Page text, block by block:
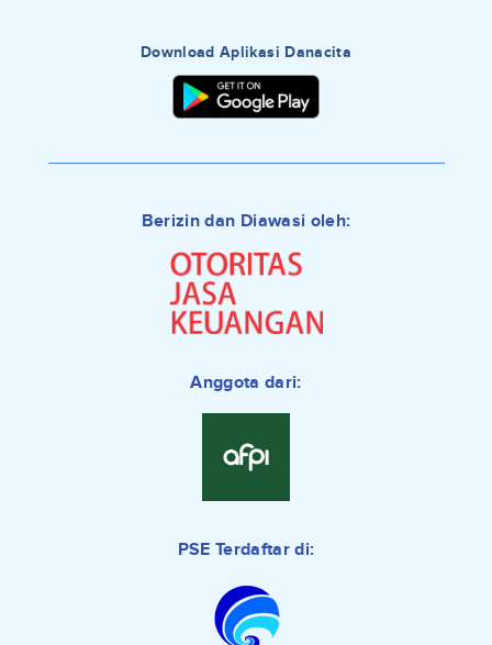
Download Aplikasi Danacita
Berizin dan Diawasi oleh:
Anggota dari:
PSE Terdaftar di: